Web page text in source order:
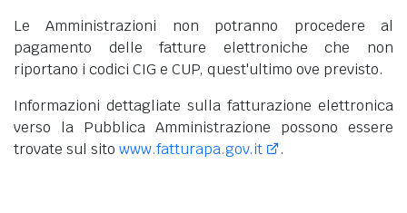
Le Amministrazioni non potranno procedere al
pagamento delle fatture elettroniche che non
riportano i codici CIG e CUP, quest'ultimo ove previsto.
Informazioni dettagliate sulla fatturazione elettronica
verso la Pubblica Amministrazione possono essere
trovate sul sito www.fatturapa.gov.it .